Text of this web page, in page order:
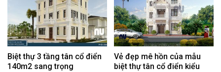
Biệt thự 3 tầng tân cổ điển
140m2 sang trọng
Vẻ đẹp mê hồn của mẫu
biệt thự tân cổ điển kiểu